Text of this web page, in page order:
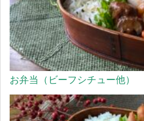
お弁当（ビーフシチュー他）